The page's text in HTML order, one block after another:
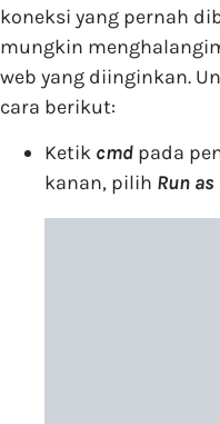
koneksi yang pernah
mungkin
web yang diinginkan.
cara berikut:
Ketik cmd pada
kanan, pilih Run